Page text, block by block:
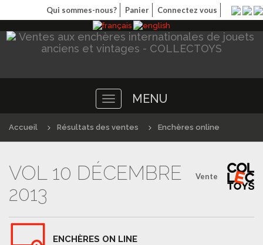
Qui sommes-nous? Panier Connectez vous
Toggle
navigation
MENU
Accueil Résultats des ventes Enchères online
Vente
VOL 10 DÉCEMBRE
2013
ENCHÈRES ON LINE